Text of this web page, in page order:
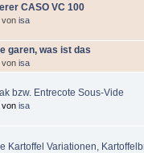
CASO VC 100
von isa
garen, was ist das
von isa
bzw. Entrecote Sous-Vide
von isa
Kartoffel Variationen,